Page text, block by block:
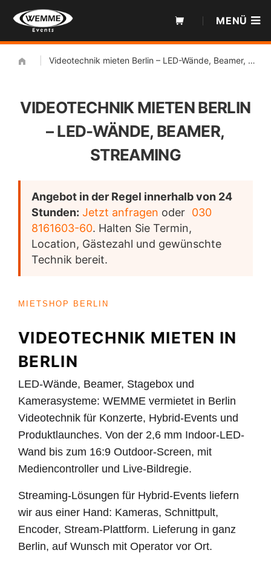
Inhalt
MENÜ
Videotechnik mieten Berlin – LED-Wände, Beamer, Streaming
VIDEOTECHNIK MIETEN BERLIN
– LED-WÄNDE, BEAMER,
STREAMING
Angebot in der Regel innerhalb von 24
Stunden: Jetzt anfragen oder 030
8161603-60. Halten Sie Termin,
Location, Gästezahl und gewünschte
Technik bereit.
MIETSHOP BERLIN
VIDEOTECHNIK MIETEN IN
BERLIN
LED-Wände, Beamer, Stagebox und
Kamerasysteme: WEMME vermietet in Berlin
Videotechnik für Konzerte, Hybrid-Events und
Produktlaunches. Von der 2,6 mm Indoor-LED-
Wand bis zum 16:9 Outdoor-Screen, mit
Mediencontroller und Live-Bildregie.
Streaming-Lösungen für Hybrid-Events liefern
wir aus einer Hand: Kameras, Schnittpult,
Encoder, Stream-Plattform. Lieferung in ganz
Berlin, auf Wunsch mit Operator vor Ort.